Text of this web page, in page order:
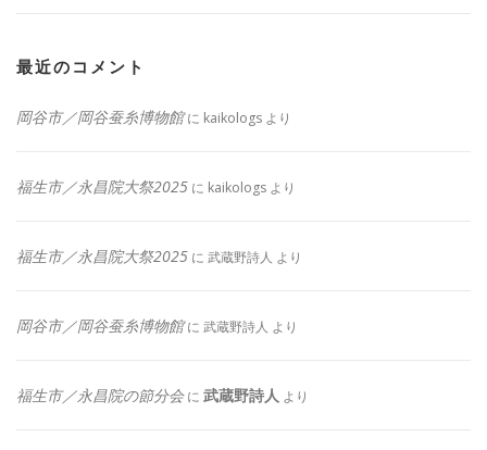
最近のコメント
岡谷市／岡谷蚕糸博物館に kaikologs より
福生市／永昌院大祭2025 に kaikologs より
福生市／永昌院大祭2025 に 武蔵野詩人 より
岡谷市／岡谷蚕糸博物館に 武蔵野詩人 より
福生市／永昌院の節分会に 武蔵野詩人 より